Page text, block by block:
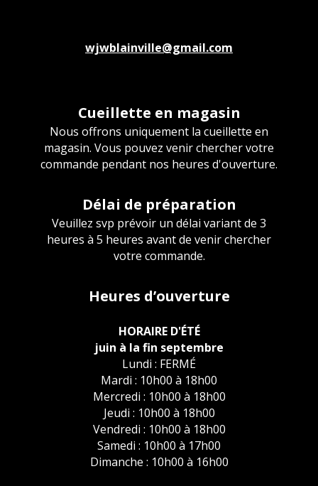
wjwblainville@gmail.com
Cueillette en magasin
Nous offrons uniquement la cueillette en
magasin. Vous pouvez venir chercher votre
commande pendant nos heures d'ouverture.
Délai de préparation
Veuillez svp prévoir un délai variant de 3
heures à 5 heures avant de venir chercher
votre commande.
Heures d’ouverture
HORAIRE D'ÉTÉ
juin à la fin septembre
Lundi : FERMÉ
Mardi : 10h00 à 18h00
Mercredi : 10h00 à 18h00
Jeudi : 10h00 à 18h00
Vendredi : 10h00 à 18h00
Samedi : 10h00 à 17h00
Dimanche : 10h00 à 16h00